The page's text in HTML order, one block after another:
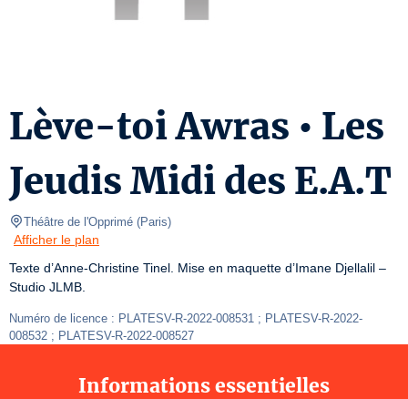
Lève-toi Awras • Les
Jeudis Midi des E.A.T
Théâtre de l'Opprimé (Paris)
Afficher le plan
Texte d’Anne-Christine Tinel. Mise en maquette d’Imane Djellalil –
Studio JLMB.
Numéro de licence : PLATESV-R-2022-008531 ; PLATESV-R-2022-
008532 ; PLATESV-R-2022-008527
Informations essentielles